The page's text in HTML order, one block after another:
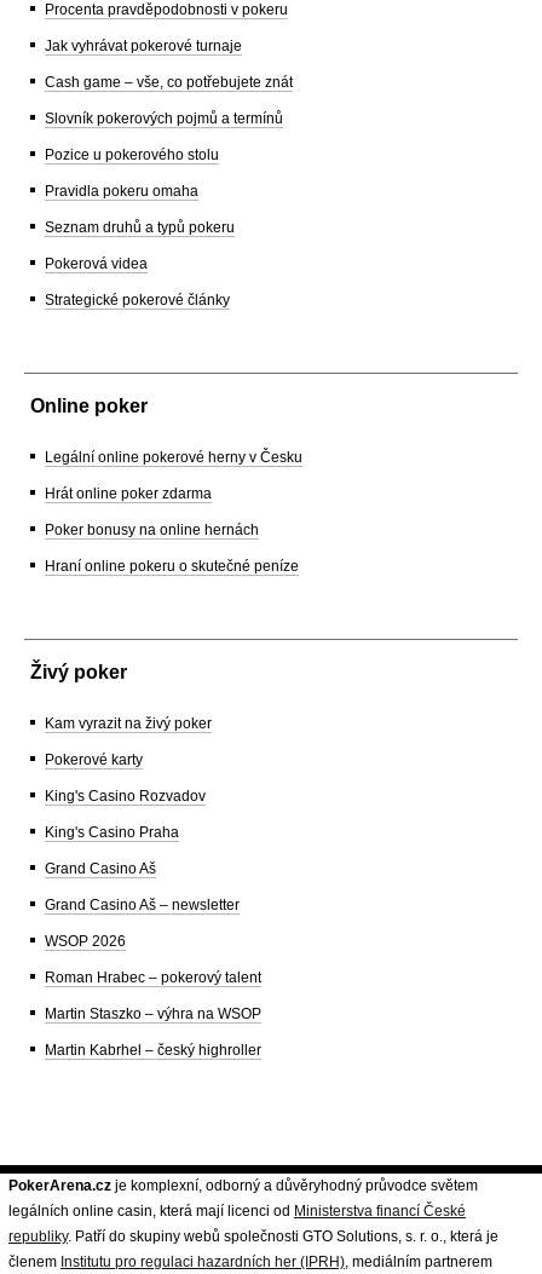
Procenta pravděpodobnosti v pokeru
Jak vyhrávat pokerové turnaje
Cash game – vše, co potřebujete znát
Slovník pokerových pojmů a termínů
Pozice u pokerového stolu
Pravidla pokeru omaha
Seznam druhů a typů pokeru
Pokerová videa
Strategické pokerové články
Online poker
Legální online pokerové herny v Česku
Hrát online poker zdarma
Poker bonusy na online hernách
Hraní online pokeru o skutečné peníze
Živý poker
Kam vyrazit na živý poker
Pokerové karty
King's Casino Rozvadov
King's Casino Praha
Grand Casino Aš
Grand Casino Aš – newsletter
WSOP 2026
Roman Hrabec – pokerový talent
Martin Staszko – výhra na WSOP
Martin Kabrhel – český highroller
PokerArena.cz je komplexní, odborný a důvěryhodný průvodce světem
legálních online casin, která mají licenci od Ministerstva financí České
republiky. Patří do skupiny webů společnosti GTO Solutions, s. r. o., která je
členem Institutu pro regulaci hazardních her (IPRH), mediálním partnerem